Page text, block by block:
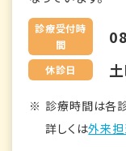
診療受付時
間
休診日
診療時間は各
詳しくは外来